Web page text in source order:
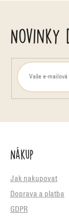
Novinky
Nákup
Jak nakupovat
Doprava a platba
GDPR